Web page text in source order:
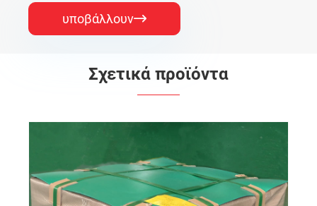
υποβάλλουν
Σχετικά προϊόντα